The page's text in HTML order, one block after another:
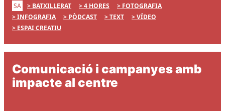
SA BATXILLERAT 4 HORES
FOTOGRAFIA
INFOGRAFIA
PÒDCAST TEXT
VÍDEO
ESPAI CREATIU
Comunicació i campanyes amb
impacte al centre